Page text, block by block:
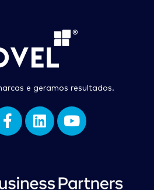
e geramos resultados.